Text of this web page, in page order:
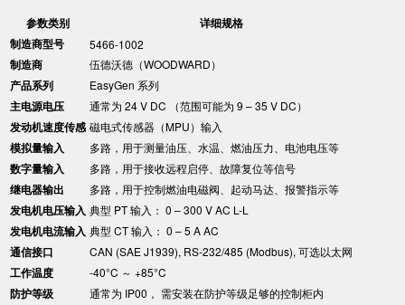
参数类别
详细规格
​制造商型号​
5466-1002
​制造商​ 伍德沃德（WOODWARD）
​产品系列​ EasyGen 系列
​主电源电压​ 通常为 24 V DC （范围可能为 9 – 35 V DC）
​发动机速度传感​ 磁电式传感器（MPU）输入
​模拟量输入​ 多路，用于测量油压、水温、燃油压力、电池电压等
​数字量输入​ 多路，用于接收远程启停、故障复位等信号
​继电器输出​ 多路，用于控制燃油电磁阀、起动马达、报警指示等
​发电机电压输入​ 典型 PT 输入： 0 – 300 V AC L-L
​发电机电流输入​ 典型 CT 输入： 0 – 5 A AC
​通信接口​ CAN (SAE J1939), RS-232/485 (Modbus), 可选以太网
​工作温度​ -40°C ～ +85°C
​防护等级​ 通常为 IP00， 需安装在防护等级足够的控制柜内